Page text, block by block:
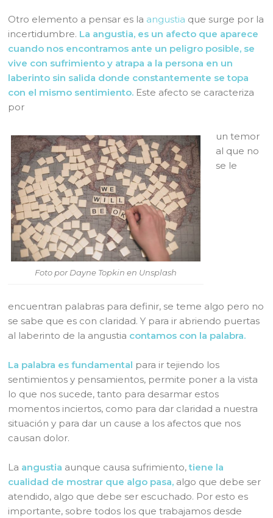
Otro elemento a pensar es la angustia que surge por la
incertidumbre. La angustia, es un afecto que aparece
cuando nos encontramos ante un peligro posible, se
vive con sufrimiento y atrapa a la persona en un
laberinto sin salida donde constantemente se topa
con el mismo sentimiento. Este afecto se caracteriza
por
Foto por Dayne Topkin en Unsplash
un temor
al que no
se le
encuentran palabras para definir, se teme algo pero no
se sabe que es con claridad. Y para ir abriendo puertas
al laberinto de la angustia contamos con la palabra.
La palabra es fundamental para ir tejiendo los
sentimientos y pensamientos, permite poner a la vista
lo que nos sucede, tanto para desarmar estos
momentos inciertos, como para dar claridad a nuestra
situación y para dar un cause a los afectos que nos
causan dolor.
La angustia aunque causa sufrimiento, tiene la
cualidad de mostrar que algo pasa, algo que debe ser
atendido, algo que debe ser escuchado. Por esto es
importante, sobre todos los que trabajamos desde